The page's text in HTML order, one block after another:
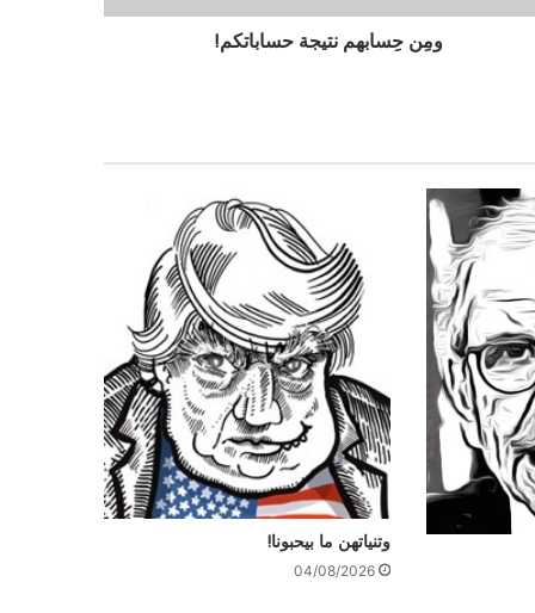
ومِن حِسابهم نتيجة حساباتكم!
وتنياتهن ما بيحبونا!
04/08/2026